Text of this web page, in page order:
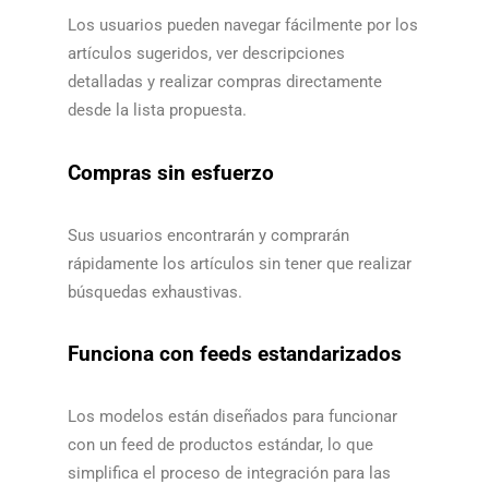
Los usuarios pueden navegar fácilmente por los
artículos sugeridos, ver descripciones
detalladas y realizar compras directamente
desde la lista propuesta.​​
Compras sin esfuerzo
Sus usuarios encontrarán y comprarán
rápidamente los artículos sin tener que realizar
búsquedas exhaustivas.​​
Funciona con feeds estandarizados
Los modelos están diseñados para funcionar
con un feed de productos estándar, lo que
simplifica el proceso de integración para las